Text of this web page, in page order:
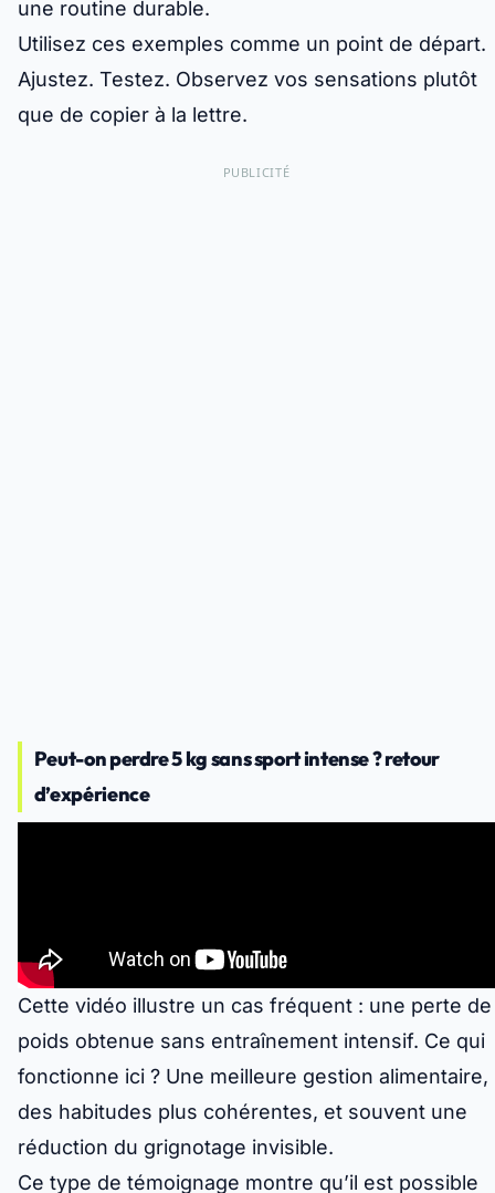
une routine durable.
Utilisez ces exemples comme un point de départ.
Ajustez. Testez. Observez vos sensations plutôt
que de copier à la lettre.
PUBLICITÉ
Peut-on perdre 5 kg sans sport intense ? retour
d’expérience
Cette vidéo illustre un cas fréquent : une perte de
poids obtenue sans entraînement intensif. Ce qui
fonctionne ici ? Une meilleure gestion alimentaire,
des habitudes plus cohérentes, et souvent une
réduction du grignotage invisible.
Ce type de témoignage montre qu’il est possible